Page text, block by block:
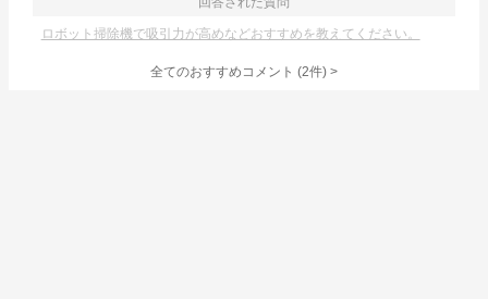
ロボット掃除機で吸引力が高めなどおすすめを教えてください。
全てのおすすめコメント (2件) >